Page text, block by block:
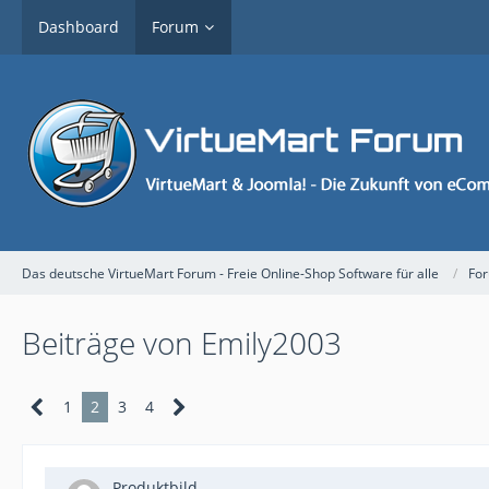
Dashboard Forum
Das deutsche VirtueMart Forum - Freie Online-Shop Software für alle
Beiträge von Emily2003
1 2 3 4